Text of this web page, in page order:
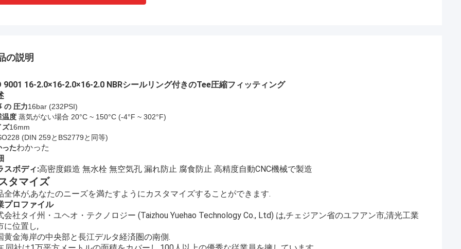
の説明
9001 16-2.0×16-2.0×16-2.0 NBRシールリング付きのTee圧縮フィッティング
の 圧力16bar (232PSI)
温度 蒸気がない場合 20°C ~ 150°C (-4°F ~ 302°F)
ズ16mm
(DIN 259とBS2779と同等)
ったわかった
スボディ:高密度鍛造 無水栓 無空気孔 漏れ防止 腐食防止 高精度自動CNC機械で製造
タマイズ
全体が,あなたのニーズを満たすようにカスタマイズすることができます.
プロファイル
会社タイ州・ユヘオ・テクノロジー (Taizhou Yuehao Technology Co., Ltd) は,チェジアン省のユフアン市,清光工業
に位置し,
黄金海岸の中央部と長江デルタ経済圏の南側.